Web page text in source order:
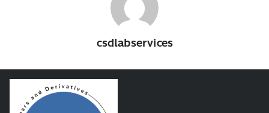
csdlabservices